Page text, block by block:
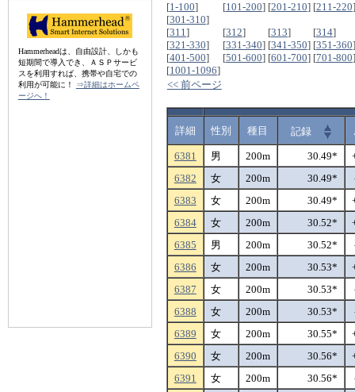
Hammerheadは、自由設計、しかも
短期間で導入でき、ＡＳＰサービ
スを利用すれば、携帯や自宅での
利用が可能に！
⇒詳細はホームペ
ージへ！
[1-100] [101-200] [201-210] [211-220
[301-310]
[311] [312] [313] [314]
[321-330] [331-340] [341-350] [351-360
[401-500] [501-600] [601-700] [701-800
[1001-1096]
<< 前ページ
詳細 性別 種目 記録
6381 男 200m 30.49*
6382
女 200m 30.49*
6383
女 200m 30.49*
6384
女 200m 30.52*
6385
男 200m 30.52*
6386
女 200m 30.53*
6387
女 200m 30.53*
6388
女 200m 30.53*
6389
女 200m 30.55*
6390
女 200m 30.56*
6391
女 200m 30.56*